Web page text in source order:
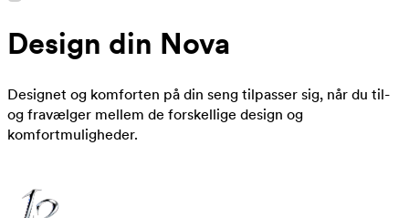
Design din Nova
Designet og komforten på din seng tilpasser sig, når du til-
og fravælger mellem de forskellige design og
komfortmuligheder.